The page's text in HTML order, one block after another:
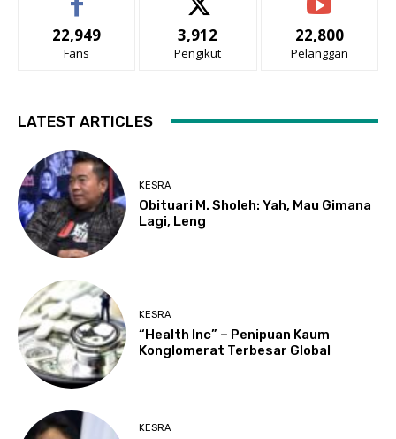
22,949
Fans
3,912
Pengikut
22,800
Pelanggan
LATEST ARTICLES
KESRA
Obituari M. Sholeh: Yah, Mau Gimana
Lagi, Leng
KESRA
“Health Inc” – Penipuan Kaum
Konglomerat Terbesar Global
KESRA